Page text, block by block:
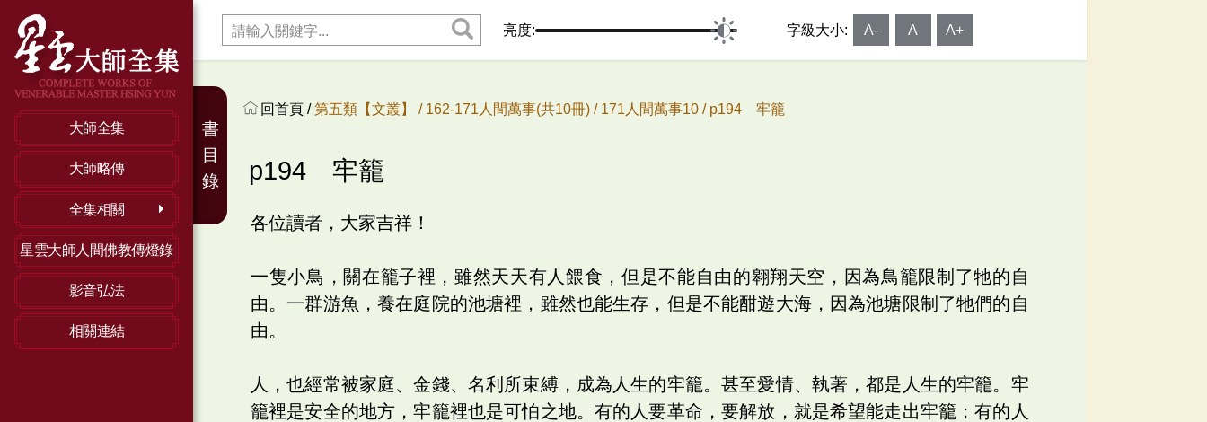
大師全集
大師略傳
全集相關
星雲大師人間佛教傳燈錄
影音弘法
相關連結
亮度: 字級大小: A- A A+
回首頁 /第五類【文叢】 / 162-171人間萬事(共10冊) / 171人間萬事10 / p194 牢籠
p194 牢籠
各位讀者，大家吉祥！
一隻小鳥，關在籠子裡，雖然天天有人餵食，但是不能自由的翱翔天空，因為鳥籠限制了牠的自
由。一群游魚，養在庭院的池塘裡，雖然也能生存，但是不能酣遊大海，因為池塘限制了牠們的自
由。
人，也經常被家庭、金錢、名利所束縛，成為人生的牢籠。甚至愛情、執著，都是人生的牢籠。牢
籠裡是安全的地方，牢籠裡也是可怕之地。有的人要革命，要解放，就是希望能走出牢籠；有的人
書
目
錄